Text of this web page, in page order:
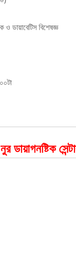
ও ডায়াবেটিস বিশেষজ্ঞ